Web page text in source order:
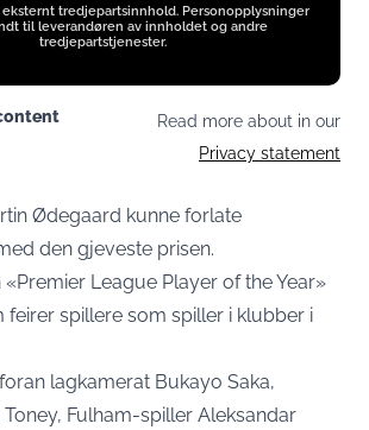
eksternt tredjepartsinnhold. Personopplysninger
til leverandøren av innholdet og andre
tredjepartstjenester.
Read more about in our
Privacy statement
Ødegaard kunne forlate
den gjeveste prisen.
League Player of the Year»
feirer spillere som spiller i klubber i
lagkamerat Bukayo Saka,
Fulham-spiller Aleksandar